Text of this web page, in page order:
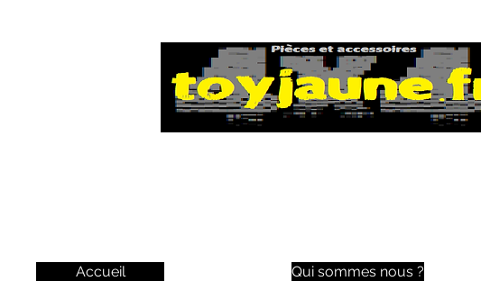
Accueil Qui sommes nous ?